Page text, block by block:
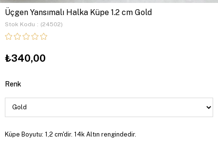
Üçgen Yansımalı Halka Küpe 1.2 cm Gold
Stok Kodu (24502)
₺340,00
Renk
Küpe Boyutu: 1,2 cm'dir. 14k Altın rengindedir.